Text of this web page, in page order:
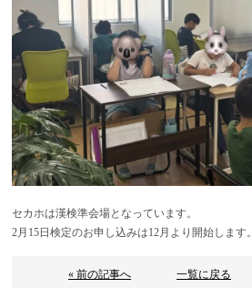
セカホは漢検準会場となっています。
2月15日検定のお申し込みは12月より開始します。
« 前の記事へ 一覧に戻る